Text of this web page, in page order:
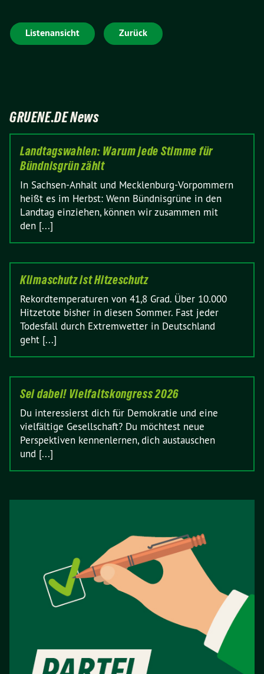
Listenansicht Zurück
GRUENE.DE News
Landtagswahlen: Warum jede Stimme für
Bündnisgrün zählt
In Sachsen-Anhalt und Mecklenburg-Vorpommern
heißt es im Herbst: Wenn Bündnisgrüne in den
Landtag einziehen, können wir zusammen mit
den [...]
Klimaschutz ist Hitzeschutz
Rekordtemperaturen von 41,8 Grad. Über 10.000
Hitzetote bisher in diesen Sommer. Fast jeder
Todesfall durch Extremwetter in Deutschland
geht [...]
Sei dabei! Vielfaltskongress 2026
Du interessierst dich für Demokratie und eine
vielfältige Gesellschaft? Du möchtest neue
Perspektiven kennenlernen, dich austauschen
und [...]